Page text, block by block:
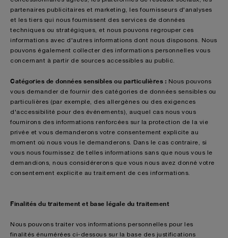
partenaires publicitaires et marketing, les fournisseurs d'analyses
et les tiers qui nous fournissent des services de données
techniques ou stratégiques, et nous pouvons regrouper ces
informations avec d'autres informations dont nous disposons. Nous
pouvons également collecter des informations personnelles vous
concernant à partir de sources accessibles au public.
Catégories de données sensibles ou particulières : Nous pouvons
vous demander de fournir des catégories de données sensibles ou
particulières (par exemple, des allergènes ou des exigences
d'accessibilité pour des événements), auquel cas nous vous
fournirons des informations renforcées sur la protection de la vie
privée et vous demanderons votre consentement explicite au
moment où nous vous le demanderons. Dans le cas contraire, si
vous nous fournissez de telles informations sans que nous vous le
demandions, nous considérerons que vous nous avez donné votre
consentement explicite au traitement de ces informations.
Finalités du traitement et base légale du traitement
Nous pouvons traiter vos informations personnelles pour les
finalités énumérées ci-dessous sur la base des justifications